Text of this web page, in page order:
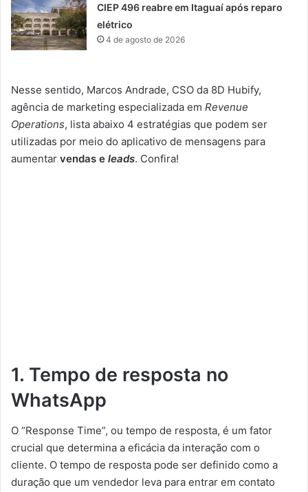
CIEP 496 reabre em Itaguaí após reparo
elétrico
4 de agosto de 2026
Nesse sentido, Marcos Andrade, CSO da 8D Hubify,
agência de marketing especializada em Revenue
Operations, lista abaixo 4 estratégias que podem ser
utilizadas por meio do aplicativo de mensagens para
aumentar vendas e leads. Confira!
1. Tempo de resposta no
WhatsApp
O “Response Time”, ou tempo de resposta, é um fator
crucial que determina a eficácia da interação com o
cliente. O tempo de resposta pode ser definido como a
duração que um vendedor leva para entrar em contato